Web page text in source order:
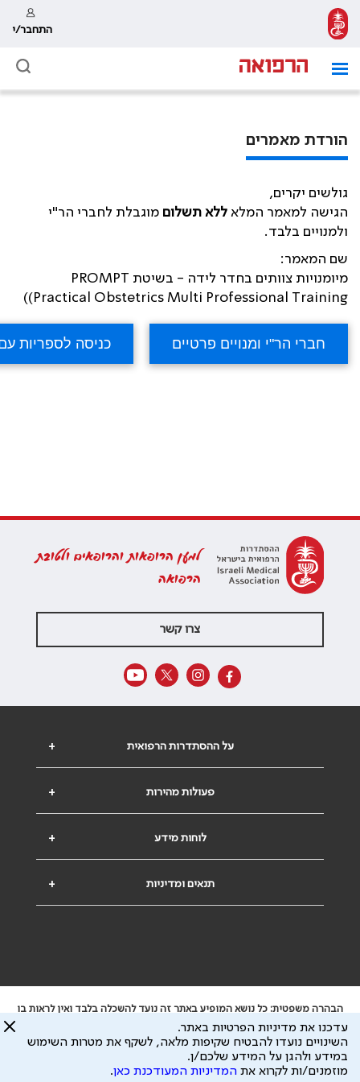
התחבר/י
הורדת מאמרים
גולשים יקרים,
הגישה למאמר המלא ללא תשלום מוגבלת לחברי הר"י
ולמנויים בלבד.
שם המאמר:
מיומנויות צוותים בחדר לידה - בשיטת PROMPT
Practical Obstetrics Multi Professional Training))
למען הרופאות והרופאים ולטובת
הרפואה
צרו קשר
+ על ההסתדרות הרפואית
+ פעולות מהירות
+ לוחות מידע
+ תנאים ומדיניות
הבהרה משפטית: כל נושא המופיע באתר זה נועד להשכלה בלבד ואין לראות בו
ייעוץ רפואי או משפטי. אין הר"י אחראית לתוכן המתפרסם באתר זה ולכל נזק
שעלול להיגרם.
ידוע לי שהר"י אוספת ושומרת מידע אישי לצורך מתן השרות וכי חלק ממנו עשוי
להיות מועבר לצדדים שלישיים, הכל בכפוף למדיניות הפרטיות
עדכנו את מדיניות הפרטיות באתר.
השינויים נועדו להבטיח שקיפות מלאה, לשקף את מטרות השימוש
במידע ולהגן על המידע שלכם/ן.
מוזמנים/ות לקרוא את המדיניות המעודכנת כאן.